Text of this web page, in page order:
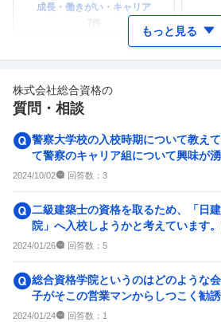
成長・働きがい・キャリア
7件
ワークライフバランス 女
副業
人事・評価制度
8件
入
企業の選考に関するクチコミ
9件
もっと見る
株式会社総合資格の
質問・相談
警察大学校の入校時期について教え
て警察のキャリア組について興味が
が、 ・国家公務員総合...
2024/10/02 回答数： 3
二級建築士の資格を取るため、「日
院」へ入校しようかと考えています
ていました。また、建築業...
2024/01/26 回答数： 5
総合資格学院というのはどのような
子がそこの営業マンからしつこく勧
て心配なので色々調べて...
2024/01/24 回答数： 1